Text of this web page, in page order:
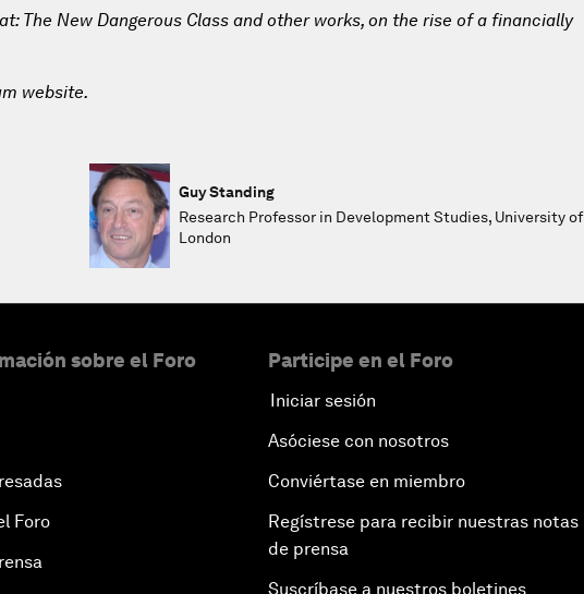
The New Dangerous Class and other works, on the rise of a financially
website.
Guy Standing
Research Professor in Development Studies, University of
London
sobre el Foro
Foro
Participe en el Foro
Iniciar sesión
Asóciese con nosotros
Conviértase en miembro
Regístrese para recibir nuestras notas
de prensa
Suscríbase a nuestros boletines